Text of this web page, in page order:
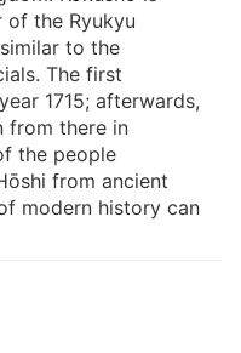
of the Ryukyu
to the
The first
1715; afterwards,
from there in
the people
from ancient
modern history can